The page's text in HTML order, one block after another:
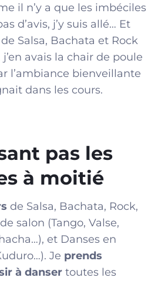
il n’y a que les imbéciles
d’avis, j’y suis allé… Et
Salsa, Bachata et Rock
avais la chair de poule
l’ambiance bienveillante
dans les cours.
pas les
à moitié
de Salsa, Bachata, Rock,
salon (Tango, Valse,
et Danses en
Je prends
à danser toutes les